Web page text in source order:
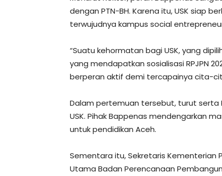
dengan PTN-BH. Karena itu, USK siap
terwujudnya kampus social
“Suatu kehormatan bagi USK, yang
yang mendapatkan sosialisasi RPJPN
berperan aktif demi tercapainya cita-
Dalam pertemuan tersebut, turut serta
USK. Pihak Bappenas mendengarkan
untuk pendidikan Aceh.
Sementara itu, Sekretaris Kementerian
Utama Badan Perencanaan